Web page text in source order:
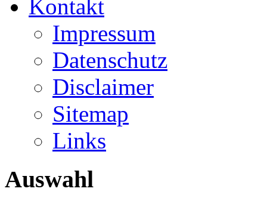
Kontakt
Impressum
Datenschutz
Disclaimer
Sitemap
Links
Auswahl